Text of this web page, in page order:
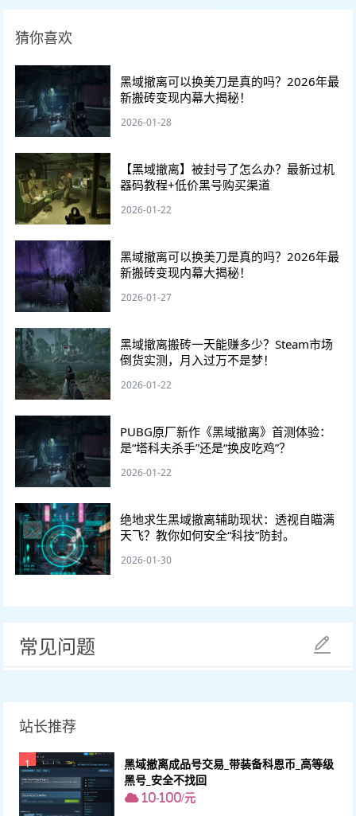
猜你喜欢
黑域撤离可以换美刀是真的吗？2026年最
新搬砖变现内幕大揭秘！
2026-01-28
【黑域撤离】被封号了怎么办？最新过机
器码教程+低价黑号购买渠道
2026-01-22
黑域撤离可以换美刀是真的吗？2026年最
新搬砖变现内幕大揭秘！
2026-01-27
黑域撤离搬砖一天能赚多少？Steam市场
倒货实测，月入过万不是梦！
2026-01-22
PUBG原厂新作《黑域撤离》首测体验：
是“塔科夫杀手”还是“换皮吃鸡”？
2026-01-22
绝地求生黑域撤离辅助现状：透视自瞄满
天飞？教你如何安全“科技”防封。
2026-01-30
常见问题
站长推荐
1
黑域撤离成品号交易_带装备科恩币_高等级
黑号_安全不找回
10-100/元